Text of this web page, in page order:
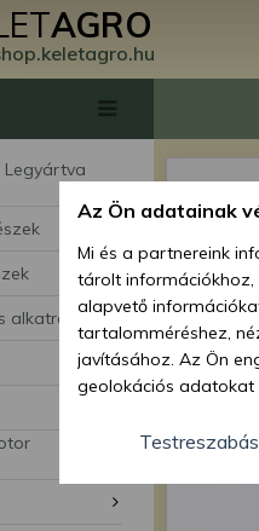
AGRO
alkatrészei
Az Ön adatainak
Mi és a partnereink
tárolt
alapvető
tartalomméréshez,
javításához. Az Ön
geolokációs adatokat
hozzájárulhat
lehetőségként a
megváltoztathatja
feltétlenül szükséges
beállításai csak erre
Testreszabás